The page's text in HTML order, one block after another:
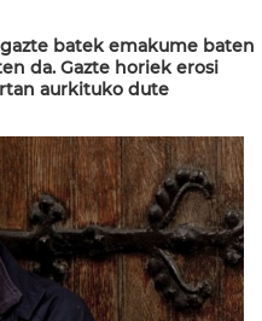
batek emakume baten
da. Gazte horiek erosi
aurkituko dute